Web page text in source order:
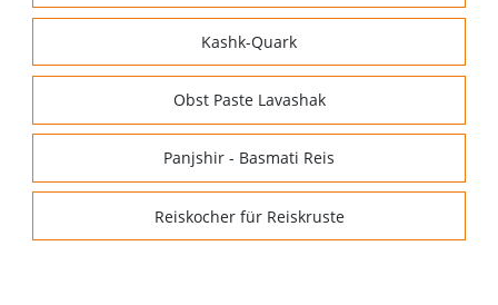
Kashk-Quark
Obst Paste Lavashak
Panjshir - Basmati Reis
Reiskocher für Reiskruste